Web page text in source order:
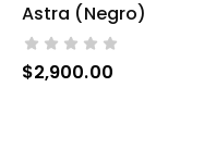
Astra (negro)
$2,900.00